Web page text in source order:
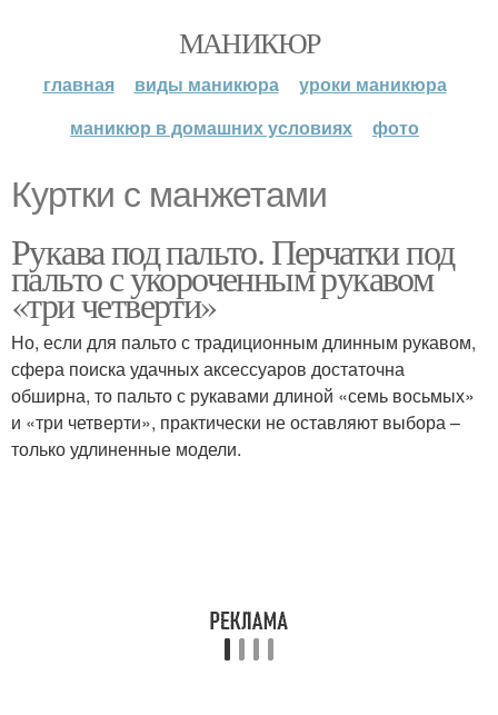
МАНИКЮР
главная виды маникюра
уроки маникюра
маникюр в домашних условиях
фото
Куртки с манжетами
Рукава под пальто. Перчатки под
пальто с укороченным рукавом
«три четверти»
Но, если для пальто с традиционным длинным рукавом,
сфера поиска удачных аксессуаров достаточна
обширна, то пальто с рукавами длиной «семь восьмых»
и «три четверти», практически не оставляют выбора –
только удлиненные модели.